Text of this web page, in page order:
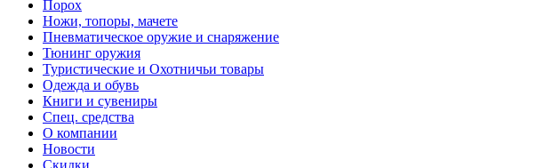
Порох
Ножи, топоры, мачете
Пневматическое оружие и снаряжение
Тюнинг оружия
Туристические и Охотничьи товары
Одежда и обувь
Книги и сувениры
Спец. средства
О компании
Новости
Скидки